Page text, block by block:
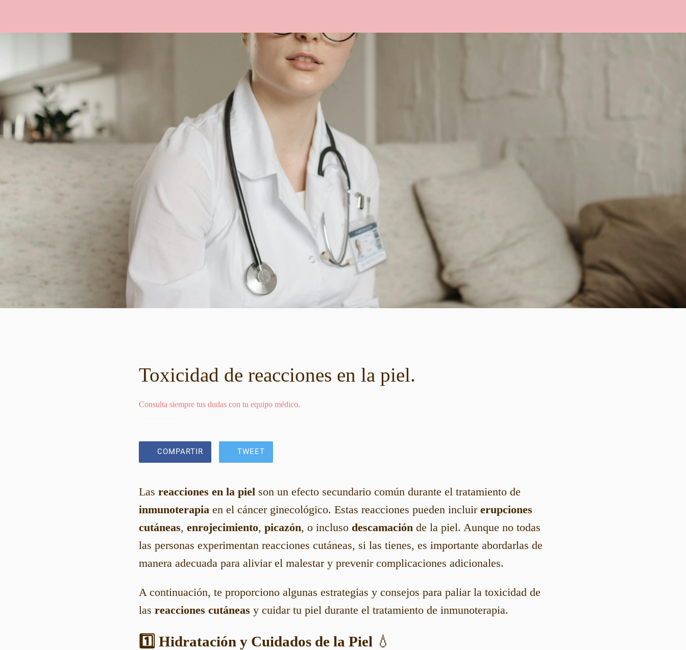
Toxicidad de reacciones en la piel.
Consulta siempre tus dudas con tu equipo médico.
COMPARTIR TWEET
Las reacciones en la piel son un efecto secundario común durante el tratamiento de
inmunoterapia en el cáncer ginecológico. Estas reacciones pueden incluir erupciones
cutáneas, enrojecimiento, picazón, o incluso descamación de la piel. Aunque no todas
las personas experimentan reacciones cutáneas, si las tienes, es importante abordarlas de
manera adecuada para aliviar el malestar y prevenir complicaciones adicionales.
A continuación, te proporciono algunas estrategias y consejos para paliar la toxicidad de
las reacciones cutáneas y cuidar tu piel durante el tratamiento de inmunoterapia.
1️⃣ Hidratación y Cuidados de la Piel 💧